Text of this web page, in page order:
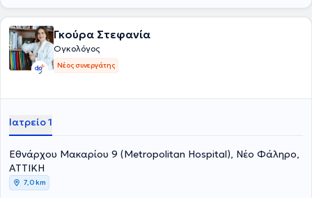
Society (NANETS).Τέλος,σημαντική είναι και η συνεισφορά της
ιατρού σε ερευνητικά προγράμματα και δημοσιεύσεις, έχοντας
λάβει τιμητική διάκριση το έτος 2023 ως Επιστημονικά Υπεύθυνη
Διευθύντρια «για την πολύτιμη συμβολή της στους ασθενείς και
«Τα Νέα Φάρμακα στην Ογκολογία».
Γκούρα Στεφανία
Ογκολόγος
Νέος συνεργάτης
Ιατρείο 1
Εθνάρχου Μακαρίου 9 (Metropolitan Hospital), Νέο Φάληρο,
ΑΤΤΙΚΗ
7,0 km